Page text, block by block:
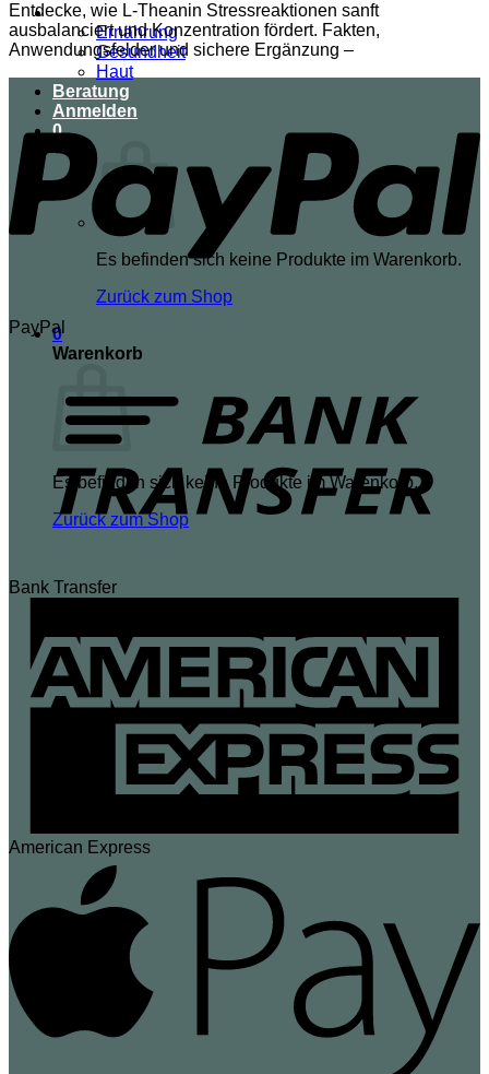
Ratgeber
Ernährung
Gesundheit
Haut
Beratung
Anmelden
0
Es befinden sich keine Produkte im Warenkorb.
Zurück zum Shop
0
Warenkorb
Es befinden sich keine Produkte im Warenkorb.
Zurück zum Shop
Entdecke, wie L‑Theanin Stressreaktionen sanft
ausbalanciert und Konzentration fördert. Fakten,
Anwendungsfelder und sichere Ergänzung –
PayPal
Bank Transfer
American Express